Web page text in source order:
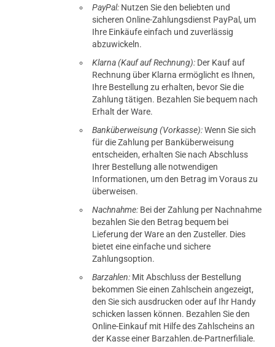
PayPal: Nutzen Sie den beliebten und
sicheren Online-Zahlungsdienst PayPal, um
Ihre Einkäufe einfach und zuverlässig
abzuwickeln.
Klarna (Kauf auf Rechnung): Der Kauf auf
Rechnung über Klarna ermöglicht es Ihnen,
Ihre Bestellung zu erhalten, bevor Sie die
Zahlung tätigen. Bezahlen Sie bequem nach
Erhalt der Ware.
Banküberweisung (Vorkasse):Wenn Sie sich
für die Zahlung per Banküberweisung
entscheiden, erhalten Sie nach Abschluss
Ihrer Bestellung alle notwendigen
Informationen, um den Betrag im Voraus zu
überweisen.
Nachnahme: Bei der Zahlung per Nachnahme
bezahlen Sie den Betrag bequem bei
Lieferung der Ware an den Zusteller. Dies
bietet eine einfache und sichere
Zahlungsoption.
Barzahlen: Mit Abschluss der Bestellung
bekommen Sie einen Zahlschein angezeigt,
den Sie sich ausdrucken oder auf Ihr Handy
schicken lassen können. Bezahlen Sie den
Online-Einkauf mit Hilfe des Zahlscheins an
der Kasse einer Barzahlen.de-Partnerfiliale.